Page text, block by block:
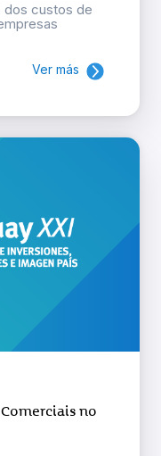
dos custos de
Ver más
no